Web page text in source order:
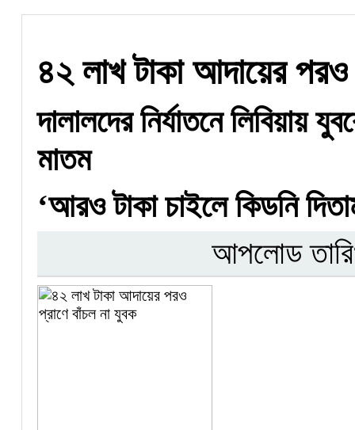
৪২ লাখ টাকা আদায়ের পরও
দালালদের নির্যাতনে লিবিয়ায়
মাতম
‘আরও টাকা চাইলে কিডনি
আপলোড